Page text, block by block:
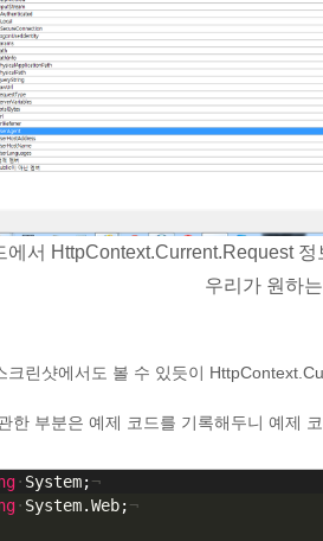
에서 HttpContext.Current.Request
우리가 원하
크린샷에서도 볼 수 있듯이
한 부분은 예제 코드를 기록해두니 예제
· System;¬
· System.Web;¬